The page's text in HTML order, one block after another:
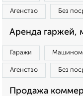
Агенство Без
Аренда гаржей,
Гаражи
Агенство Без
Продажа